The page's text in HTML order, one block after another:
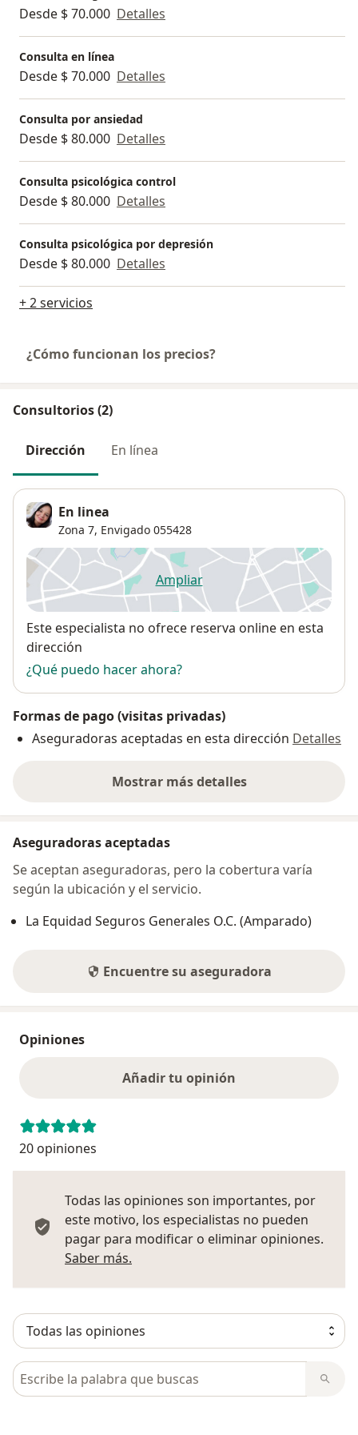
Actualmente ofrezco terapia psicológica individual
virtual, tanto para adolescentes como para personas
adultas.
Desde $ 70.000 Detalles
Consulta en línea
Desde $ 70.000 Detalles
Consulta por ansiedad
Desde $ 80.000 Detalles
Consulta psicológica control
Desde $ 80.000 Detalles
Consulta psicológica por depresión
Desde $ 80.000 Detalles
+ 2 servicios
¿Cómo funcionan los precios?
Consultorios (2)
Dirección En línea
En linea
Zona 7, Envigado 055428
Ampliarse abre en una nueva
Disponibilidad
Este especialista no ofrece reserva online en esta
dirección
¿Qué puedo hacer ahora?
Formas de pago (visitas privadas)
Aseguradoras aceptadas en esta dirección Detalles
Mostrar más detalles
sobre la dirección
Aseguradoras aceptadas
Se aceptan aseguradoras, pero la cobertura varía
según la ubicación y el servicio.
La Equidad Seguros Generales O.C. (Amparado)
Encuentre su aseguradora
Opiniones
Añadir tu opinión
20 opiniones
Todas las opiniones son importantes, por
este motivo, los especialistas no pueden
pagar para modificar o eliminar opiniones.
Saber más.
Busca en opiniones